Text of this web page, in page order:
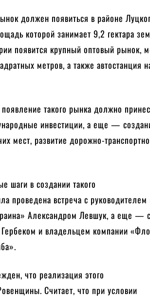
должен появиться в районе
которой занимает 9,2 гектара
появится крупный оптовый рынок,
метров, а также автостанция
такого рынка должно
инвестиции, а еще —
мест, развитие дорожно-
шаги в создании такого
проведена встреча с руководителем
Александром Левшук, а еще —
и владельцем компании
что реализация этого
Считает, что при условии